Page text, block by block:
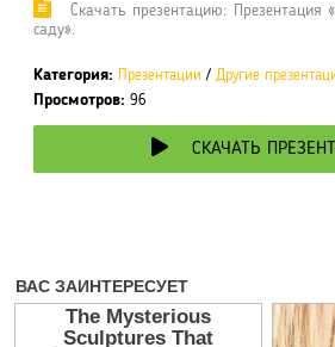
Cкачать презентацию:
саду».
Категория: Презентации / Другие
Просмотров: 96
СКАЧАТЬ